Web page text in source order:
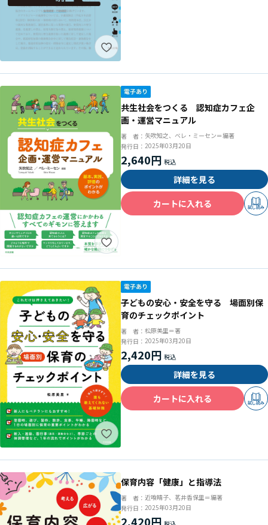
共生社会をつくる 認知症カフェ企
画・運営マニュアル
著 者： 矢吹知之、ベレ・ミーセン＝編著
発行日： 2025年03月20日
2,640円
詳細を見る
カートに入れる
試し読み
子どもの安心・安全を守る 場面別保
育のチェックポイント
著 者： 松原美里＝著
発行日： 2025年03月20日
2,420円
詳細を見る
カートに入れる
試し読み
保育内容「健康」と指導法
著 者： 近喰晴子、茗井香保里＝編著
発行日： 2025年03月20日
2,420円